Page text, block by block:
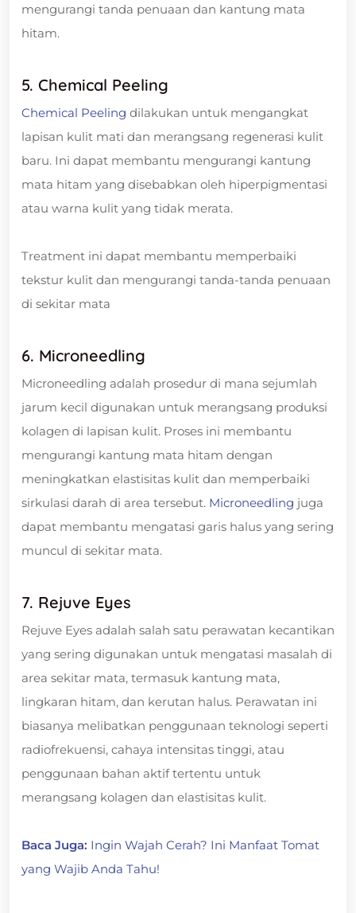
mengurangi tanda penuaan dan kantung mata
hitam.
5. Chemical Peeling
Chemical Peeling dilakukan untuk mengangkat
lapisan kulit mati dan merangsang regenerasi kulit
baru. Ini dapat membantu mengurangi kantung
mata hitam yang disebabkan oleh hiperpigmentasi
atau warna kulit yang tidak merata.
Treatment ini dapat membantu memperbaiki
tekstur kulit dan mengurangi tanda-tanda penuaan
di sekitar mata
6. Microneedling
Microneedling adalah prosedur di mana sejumlah
jarum kecil digunakan untuk merangsang produksi
kolagen di lapisan kulit. Proses ini membantu
mengurangi kantung mata hitam dengan
meningkatkan elastisitas kulit dan memperbaiki
sirkulasi darah di area tersebut. Microneedling juga
dapat membantu mengatasi garis halus yang sering
muncul di sekitar mata.
7. Rejuve Eyes
Rejuve Eyes adalah salah satu perawatan kecantikan
yang sering digunakan untuk mengatasi masalah di
area sekitar mata, termasuk kantung mata,
lingkaran hitam, dan kerutan halus. Perawatan ini
biasanya melibatkan penggunaan teknologi seperti
radiofrekuensi, cahaya intensitas tinggi, atau
penggunaan bahan aktif tertentu untuk
merangsang kolagen dan elastisitas kulit.
Baca Juga: Ingin Wajah Cerah? Ini Manfaat Tomat
yang Wajib Anda Tahu!